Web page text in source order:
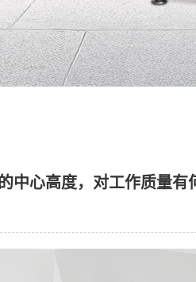
中心高度，对工作质量有